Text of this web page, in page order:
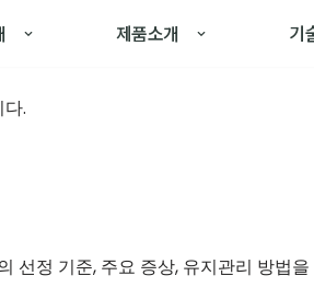
제품소개 기
.
선정 기준, 주요 증상, 유지관리 방법